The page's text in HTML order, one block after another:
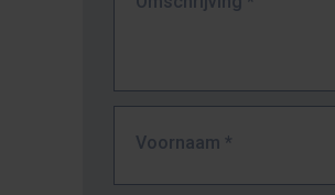
Voornaam *